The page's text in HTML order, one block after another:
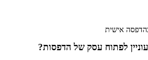
בהדפסה אישית
לפתוח עסק של הדפסות?